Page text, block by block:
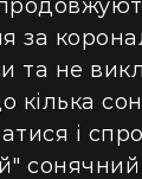
за
та не
кілька
і